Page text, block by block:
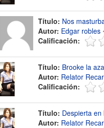
Título: Nos
Autor: Edgar robles
Calificación:
Título: Brooke la
Autor: Relator
Calificación:
Título: Despierta
Autor: Relator